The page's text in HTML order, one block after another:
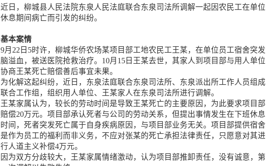
近日，柳城县人民法院东泉人民法庭联合东泉司法所调解一起因农民工在单位
休息期间病亡而引发的纠纷。
基本案情
9月22日5时许，柳城华侨农场某项目部工地农民工王某，在单位员工宿舍突发
脑溢血，被送医院抢救治疗。10月15日王某去世，其家人到项目部与用人单位
协商王某死亡赔偿善后事宜未果。
为化解这起纠纷，近日，东泉法庭联合东泉司法所、东泉派出所工作人员组成
联合工作组，组织用人单位、王某家人在东泉司法所进行调解。
王某家属认为，较长的劳动时间是导致王某死亡的主要原因，为此要求项目部
赔偿20万元。项目部承认死者与公司的劳动关系，但提出事情发生在下班休息
时间，死者突发死亡属于自身疾病原因，与项目部业务无关。项目部提供宿舍
是作为员工的福利而非义务，不应对张某的死亡承担法律责任，只愿意对其进
行人道主义补偿4万元。
因为双方分歧较大，王某家属情绪激动，认为项目部推卸责任，没有诚意，第